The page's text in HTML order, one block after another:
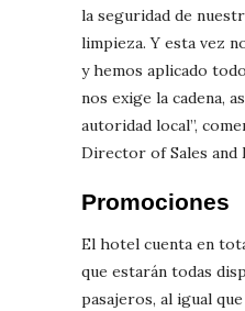
la seguridad de
limpieza. Y esta vez
y hemos aplicado
nos exige la cadena,
autoridad local”,
Director of Sales and
Promociones
El hotel cuenta en
que estarán todas
pasajeros, al igual